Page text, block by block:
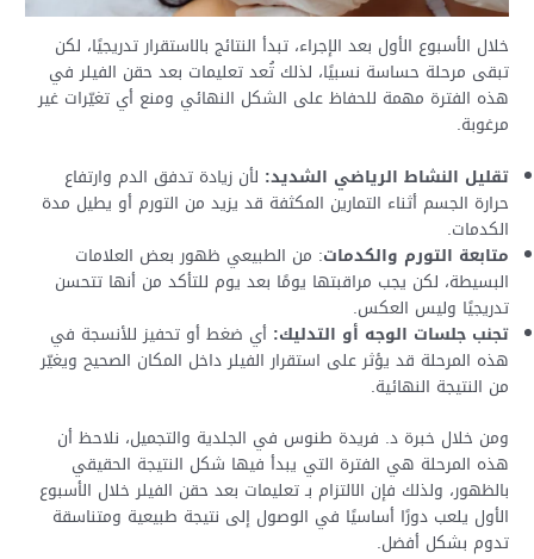
خلال الأسبوع الأول بعد الإجراء، تبدأ النتائج بالاستقرار تدريجيًا، لكن
تبقى مرحلة حساسة نسبيًا، لذلك تُعد تعليمات بعد حقن الفيلر في
هذه الفترة مهمة للحفاظ على الشكل النهائي ومنع أي تغيّرات غير
مرغوبة.
تقليل النشاط الرياضي الشديد: لأن زيادة تدفق الدم وارتفاع
حرارة الجسم أثناء التمارين المكثفة قد يزيد من التورم أو يطيل مدة
الكدمات.
متابعة التورم والكدمات: من الطبيعي ظهور بعض العلامات
البسيطة، لكن يجب مراقبتها يومًا بعد يوم للتأكد من أنها تتحسن
تدريجيًا وليس العكس.
تجنب جلسات الوجه أو التدليك: أي ضغط أو تحفيز للأنسجة في
هذه المرحلة قد يؤثر على استقرار الفيلر داخل المكان الصحيح ويغيّر
من النتيجة النهائية.
ومن خلال خبرة د. فريدة طنوس في الجلدية والتجميل، نلاحظ أن
هذه المرحلة هي الفترة التي يبدأ فيها شكل النتيجة الحقيقي
بالظهور، ولذلك فإن الالتزام بـ تعليمات بعد حقن الفيلر خلال الأسبوع
الأول يلعب دورًا أساسيًا في الوصول إلى نتيجة طبيعية ومتناسقة
تدوم بشكل أفضل.